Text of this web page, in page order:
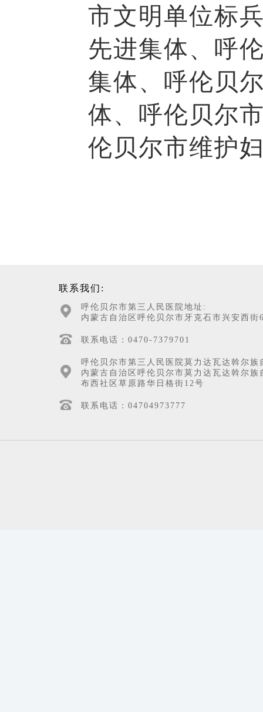
市文明单位标
先进集体、呼
集体、呼伦贝
体、呼伦贝尔
伦贝尔市维护
联系我们:
呼伦贝尔市第三人民医院地址:
内蒙古自治区呼伦贝尔市牙克石市兴安西街
联系电话：0470-7379701
呼伦贝尔市第三人民医院莫力达瓦达斡尔
内蒙古自治区呼伦贝尔市莫力达瓦达斡尔族
布西社区草原路华日格街12号
联系电话：04704973777